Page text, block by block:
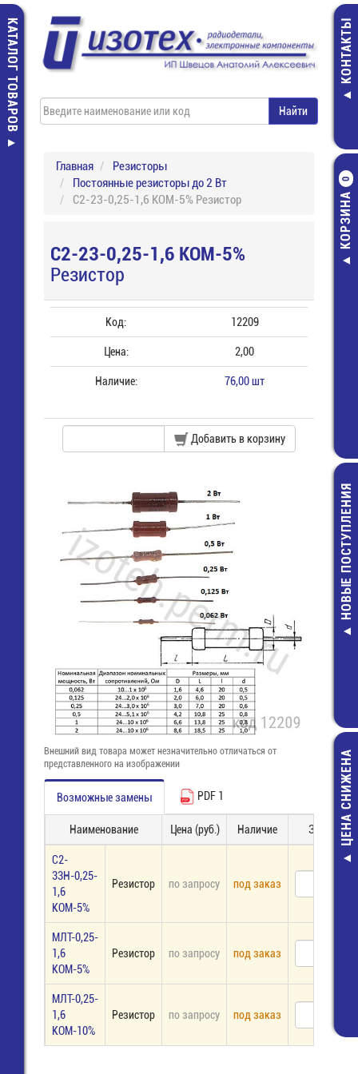
КАТАЛОГ ТОВАРОВ КОНТАКТЫ
КОРЗИНА
0
РС4ТВ
(PY04-4TK)
кожухом
НОВЫЕ ПОСТУПЛЕНИЯ
Флюс ЛТИ-
SOLINS
ЦЕНА СНИЖЕНА
Главная
Резисторы
Постоянные резисторы до 2 Вт
С2-23-0,25-1,6 КОМ-5% Резистор
С2-23-0,25-1,6 КОМ-5%
Резистор
Код: 12209
Цена: 2,00
Наличие: 76,00 шт
Добавить в корзину
Внешний вид товара может незначительно отличаться от
представленного на изображении
Возможные замены PDF 1
Наименование Цена (руб.) Наличие Заказ
С2-
33Н-0,25-
1,6
КОМ-5%
Резистор по запросу под заказ
МЛТ-0,25-
1,6
КОМ-5%
Резистор по запросу под заказ
МЛТ-0,25-
1,6
КОМ-10%
Резистор по запросу под заказ